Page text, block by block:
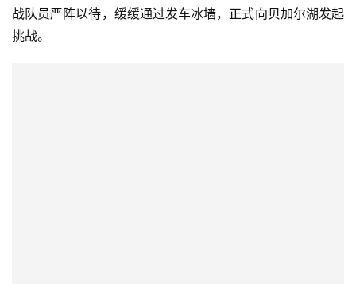
战队员严阵以待，缓缓通过发车冰墙，正式向贝加尔湖发起
挑战。